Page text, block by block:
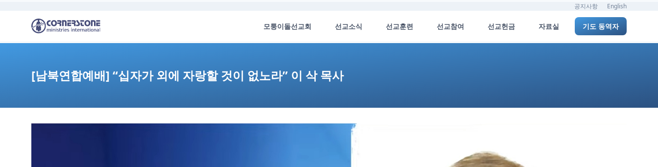
공지사항 English
모퉁이돌선교회 선교소식 선교훈련 선교참여 선교헌금 자료실 기도 동역자
[남북연합예배] “십자가 외에 자랑할 것이 없노라” 이 삭 목사